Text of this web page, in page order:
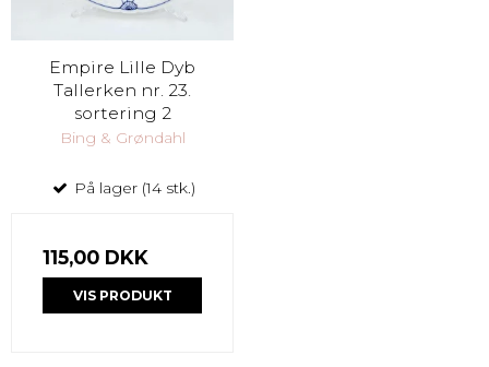
Empire Lille Dyb
Tallerken nr. 23.
sortering 2
Bing & Grøndahl
På lager (14 stk.)
115,00 DKK
VIS PRODUKT